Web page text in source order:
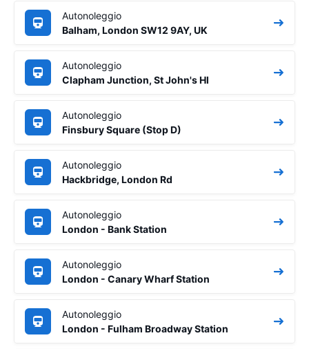
Autonoleggio
Balham, London SW12 9AY, UK
Autonoleggio
Clapham Junction, St John's Hl
Autonoleggio
Finsbury Square (Stop D)
Autonoleggio
Hackbridge, London Rd
Autonoleggio
London - Bank Station
Autonoleggio
London - Canary Wharf Station
Autonoleggio
London - Fulham Broadway Station